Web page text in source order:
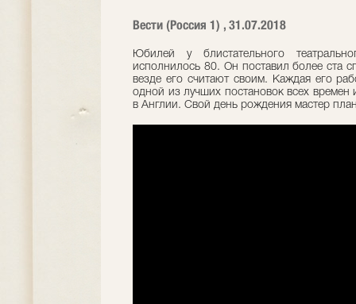
Вести (Россия 1) , 31.07.2018
Юбилей у блистательного
исполнилось 80. Он поставил более ста
везде его считают своим. Каждая его
одной из лучших постановок всех
в Англии. Свой день рождения мастер